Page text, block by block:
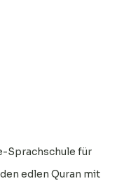
Sprachschule für
edlen Quran mit